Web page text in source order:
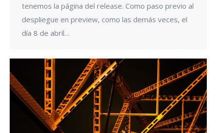
tenemos la página del release. Como paso previo al
despliegue en preview, como las demás veces, el
día 8 de abril…